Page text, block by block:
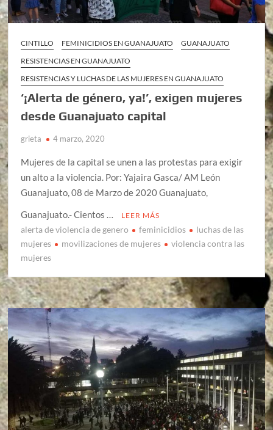
CINTILLO FEMINICIDIOS EN GUANAJUATO
GUANAJUATO
RESISTENCIAS EN GUANAJUATO
RESISTENCIAS Y LUCHAS DE LAS MUJERES EN GUANAJUATO
‘¡Alerta de género, ya!’, exigen mujeres
desde Guanajuato capital
grieta 4 marzo, 2020
Mujeres de la capital se unen a las protestas para exigir
un alto a la violencia. Por: Yajaira Gasca/ AM León
Guanajuato, 08 de Marzo de 2020 Guanajuato,
Guanajuato.- Cientos …
LEER MÁS
alerta de violencia de genero feminicidios
luchas de las
mujeres
movilizaciones de mujeres
violencia contra las
mujeres